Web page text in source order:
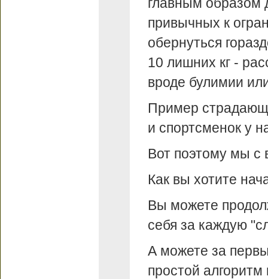
привычных к
обернуться
10 лишних кг -
вроде булимии
Пример
и спортсменок у
Вот поэтому мы с
Как вы хотите
Вы можете
себя за каждую
А можете за
простой